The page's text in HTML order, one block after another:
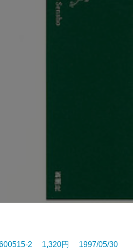
2 1,320円 1997/05/30